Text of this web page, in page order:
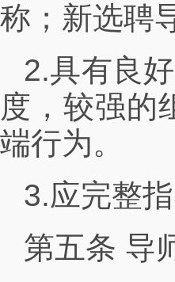
称；新选聘
2.具有良
度，较强的
端行为。
3.应完整
第五条 导